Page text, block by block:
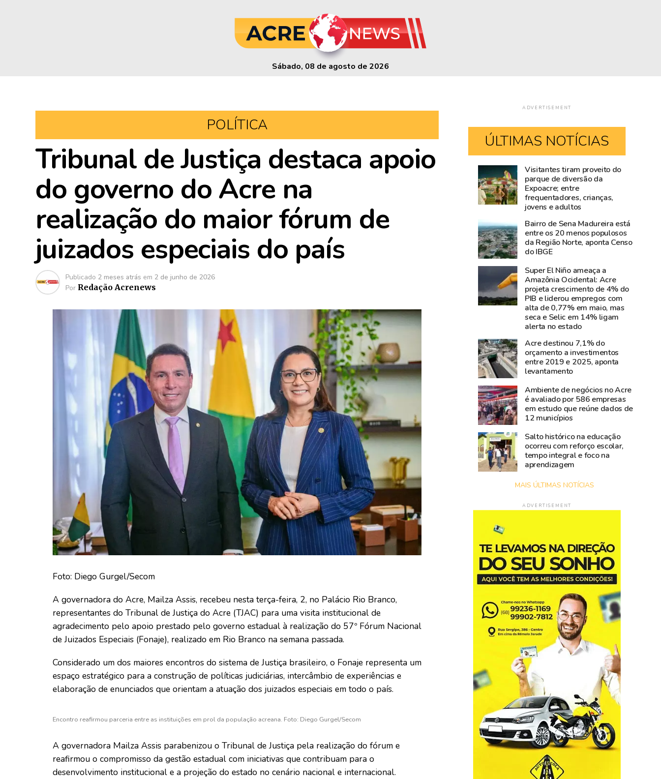
Sábado, 08 de agosto de 2026
POLÍTICA
Tribunal de Justiça destaca apoio
do governo do Acre na
realização do maior fórum de
juizados especiais do país
Publicado 2 meses atrás em 2 de junho de 2026
Por Redação Acrenews
Foto: Diego Gurgel/Secom
A governadora do Acre, Mailza Assis, recebeu nesta terça-feira, 2, no Palácio Rio Branco,
representantes do Tribunal de Justiça do Acre (TJAC) para uma visita institucional de
agradecimento pelo apoio prestado pelo governo estadual à realização do 57º Fórum Nacional
de Juizados Especiais (Fonaje), realizado em Rio Branco na semana passada.
Considerado um dos maiores encontros do sistema de Justiça brasileiro, o Fonaje representa um
espaço estratégico para a construção de políticas judiciárias, intercâmbio de experiências e
elaboração de enunciados que orientam a atuação dos juizados especiais em todo o país.
Encontro reafirmou parceria entre as instituições em prol da população acreana. Foto: Diego Gurgel/Secom
A governadora Mailza Assis parabenizou o Tribunal de Justiça pela realização do fórum e
reafirmou o compromisso da gestão estadual com iniciativas que contribuam para o
desenvolvimento institucional e a projeção do estado no cenário nacional e internacional.
ADVERTISEMENT
ÚLTIMAS NOTÍCIAS
Mailza
tieta
Ana
diz
que
show
cantora
foi
um
sucesso
da
Expoacre
2026
Blog
do
Accioly:
perde
Carlos
Pinto,
criador
Shampoo
Esperança
empreendedorismo
amazônico
Visitantes tiram proveito do
parque de diversão da
Expoacre; entre
frequentadores, crianças,
jovens e adultos
Bairro de Sena Madureira está
entre os 20 menos populosos
da Região Norte, aponta Censo
do IBGE
Super El Niño ameaça a
Amazônia Ocidental: Acre
projeta crescimento de 4% do
PIB e liderou empregos com
alta de 0,77% em maio, mas
seca e Selic em 14% ligam
alerta no estado
Acre destinou 7,1% do
orçamento a investimentos
entre 2019 e 2025, aponta
levantamento
Ambiente de negócios no Acre
é avaliado por 586 empresas
em estudo que reúne dados de
12 municípios
Salto histórico na educação
ocorreu com reforço escolar,
tempo integral e foco na
aprendizagem
MAIS ÚLTIMAS NOTÍCIAS
ADVERTISEMENT